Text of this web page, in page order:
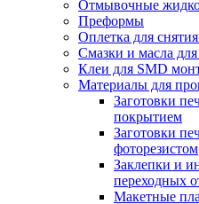
Отмывочные
Преформы
Оплетка для
Смазки и масла
Клеи для SMD
Материалы для
Заготовки
покрытием
Заготовки
фоторезистом
Заклепки и
переходных
Макетные